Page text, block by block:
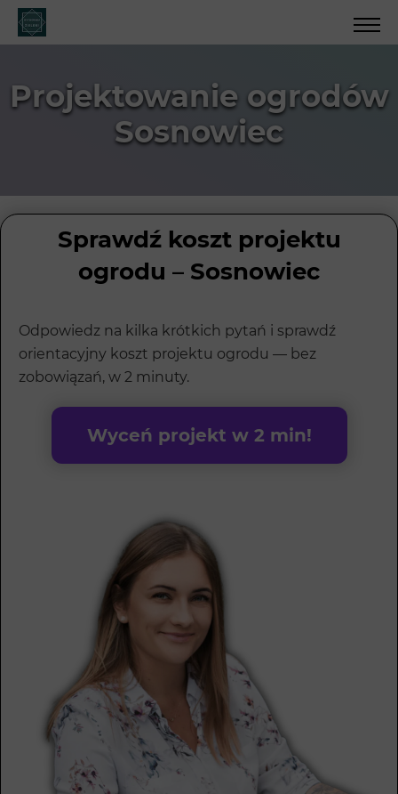
Projektowanie ogrodów
Sosnowiec
Sprawdź koszt projektu
ogrodu – Sosnowiec
Odpowiedz na kilka krótkich pytań i sprawdź
orientacyjny koszt projektu ogrodu — bez
zobowiązań, w 2 minuty.
Wyceń projekt w 2 min!